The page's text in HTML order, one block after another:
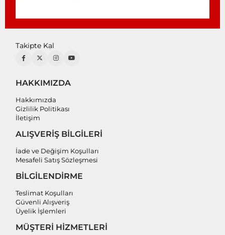
Takipte Kal
HAKKIMIZDA
Hakkımızda
Gizlilik Politikası
İletişim
ALIŞVERİŞ BİLGİLERİ
İade ve Değişim Koşulları
Mesafeli Satış Sözleşmesi
BİLGİLENDİRME
Teslimat Koşulları
Güvenli Alışveriş
Üyelik İşlemleri
MÜŞTERİ HİZMETLERİ